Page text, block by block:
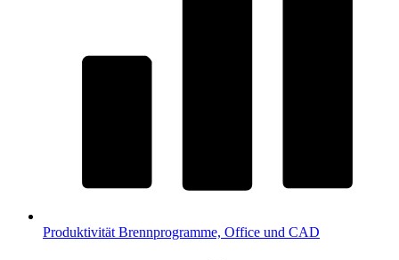
Produktivität Brennprogramme, Office und CAD